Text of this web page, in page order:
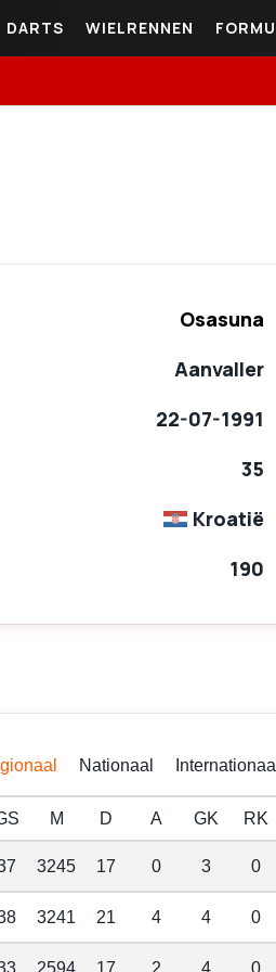
DARTS WIELRENNEN
Osasuna
Aanvaller
22-07-1991
35
Kroatië
190
Nationaal
M D A GK RK
3245 17 0 3 0
3241 21 4 4 0
2594 17 2 4 0